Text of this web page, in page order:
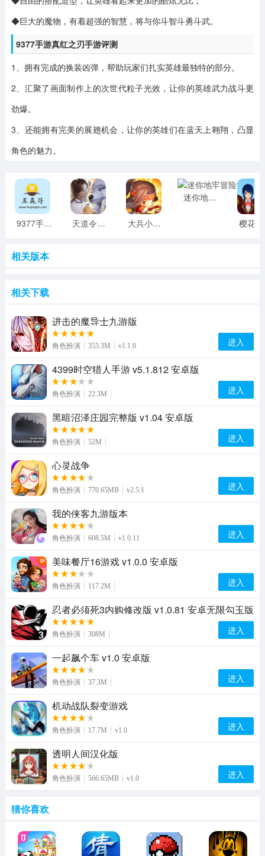
◆巨大的魔物，有着超强的智慧，将与你斗智斗勇斗武。
9377手游真红之刃手游评测
1、拥有完成的换装凶弹，帮助玩家们扎实英雄最独特的部分。
2、汇聚了画面制作上的次世代粒子光效，让你的英雄武力战斗更
劲爆。
3、还能拥有完美的展翅机会，让你的英雄们在蓝天上翱翔，凸显
角色的魅力。
9377手游真红之刃 v2.0.2 安卓版 天道令手游 大兵小将OL手游 v5.3.52 安卓版
迷你地牢冒险世界探索 v1.0 安卓版
相关版本
相关下载
进击的魔导士九游版
角色扮演 355.3M v1.1.0 进入
4399时空猎人手游 v5.1.812 安卓版
角色扮演 22.3M 进入
黑暗沼泽庄园完整版 v1.04 安卓版
角色扮演 52M 进入
心灵战争
角色扮演 770.65MB v2.5.1 进入
我的侠客九游版本
角色扮演 608.5M v1.0.11 进入
美味餐厅16游戏 v1.0.0 安卓版
角色扮演 117.2M 进入
忍者必须死3内购修改版 v1.0.81 安卓无限勾玉版
角色扮演 308M 进入
一起飙个车 v1.0 安卓版
角色扮演 37.3M 进入
机动战队裂变游戏
角色扮演 17.7M v1.0 进入
透明人间汉化版
角色扮演 566.65MB v1.0 进入
猜你喜欢